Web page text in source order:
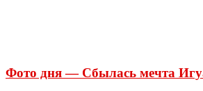
Фото дня — Сбылась мечта